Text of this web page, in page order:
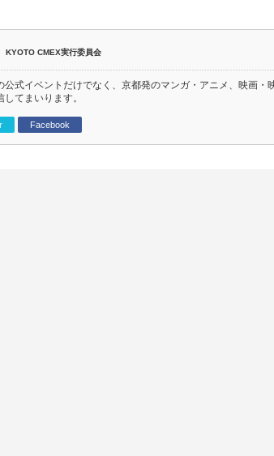
KYOTO CMEX実行委員会
公式イベントだけでなく、京都発のマンガ・アニメ、映画・
てまいります。
Facebook